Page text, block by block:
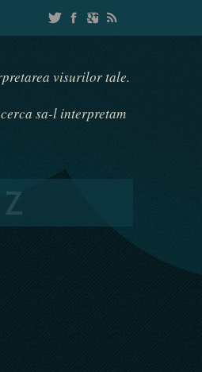
visurilor tale.
sa-l interpretam
Z